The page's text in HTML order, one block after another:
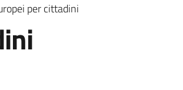
per cittadini